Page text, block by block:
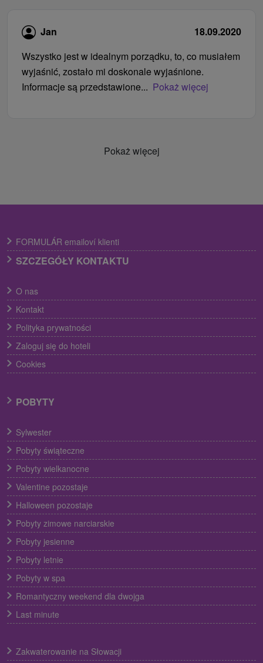
Jan
18.09.2020
Wszystko jest w idealnym porządku, to, co musiałem
wyjaśnić, zostało mi doskonale wyjaśnione.
Informacje są przedstawione... Pokaż więcej
Pokaż więcej
FORMULÁR emailoví klienti
SZCZEGÓŁY KONTAKTU
O nas
Kontakt
Polityka prywatności
Zaloguj się do hoteli
Cookies
POBYTY
Sylwester
Pobyty świąteczne
Pobyty wielkanocne
Valentine pozostaje
Halloween pozostaje
Pobyty zimowe narciarskie
Pobyty jesienne
Pobyty letnie
Pobyty w spa
Romantyczny weekend dla dwojga
Last minute
Zakwaterowanie na Słowacji